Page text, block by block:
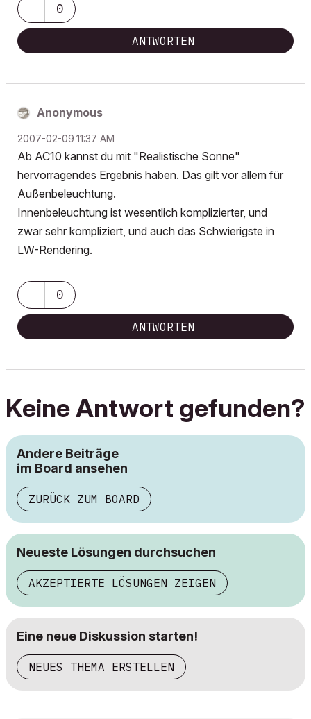
0
ANTWORTEN
Anonymous
‎2007-02-09 11:37 AM
Ab AC10 kannst du mit "Realistische Sonne"
hervorragendes Ergebnis haben. Das gilt vor allem für
Außenbeleuchtung.
Innenbeleuchtung ist wesentlich komplizierter, und
zwar sehr kompliziert, und auch das Schwierigste in
LW-Rendering.
0
ANTWORTEN
Keine Antwort gefunden?
Andere Beiträge
im Board ansehen
ZURÜCK ZUM BOARD
Neueste Lösungen durchsuchen
AKZEPTIERTE LÖSUNGEN ZEIGEN
Eine neue Diskussion starten!
NEUES THEMA ERSTELLEN